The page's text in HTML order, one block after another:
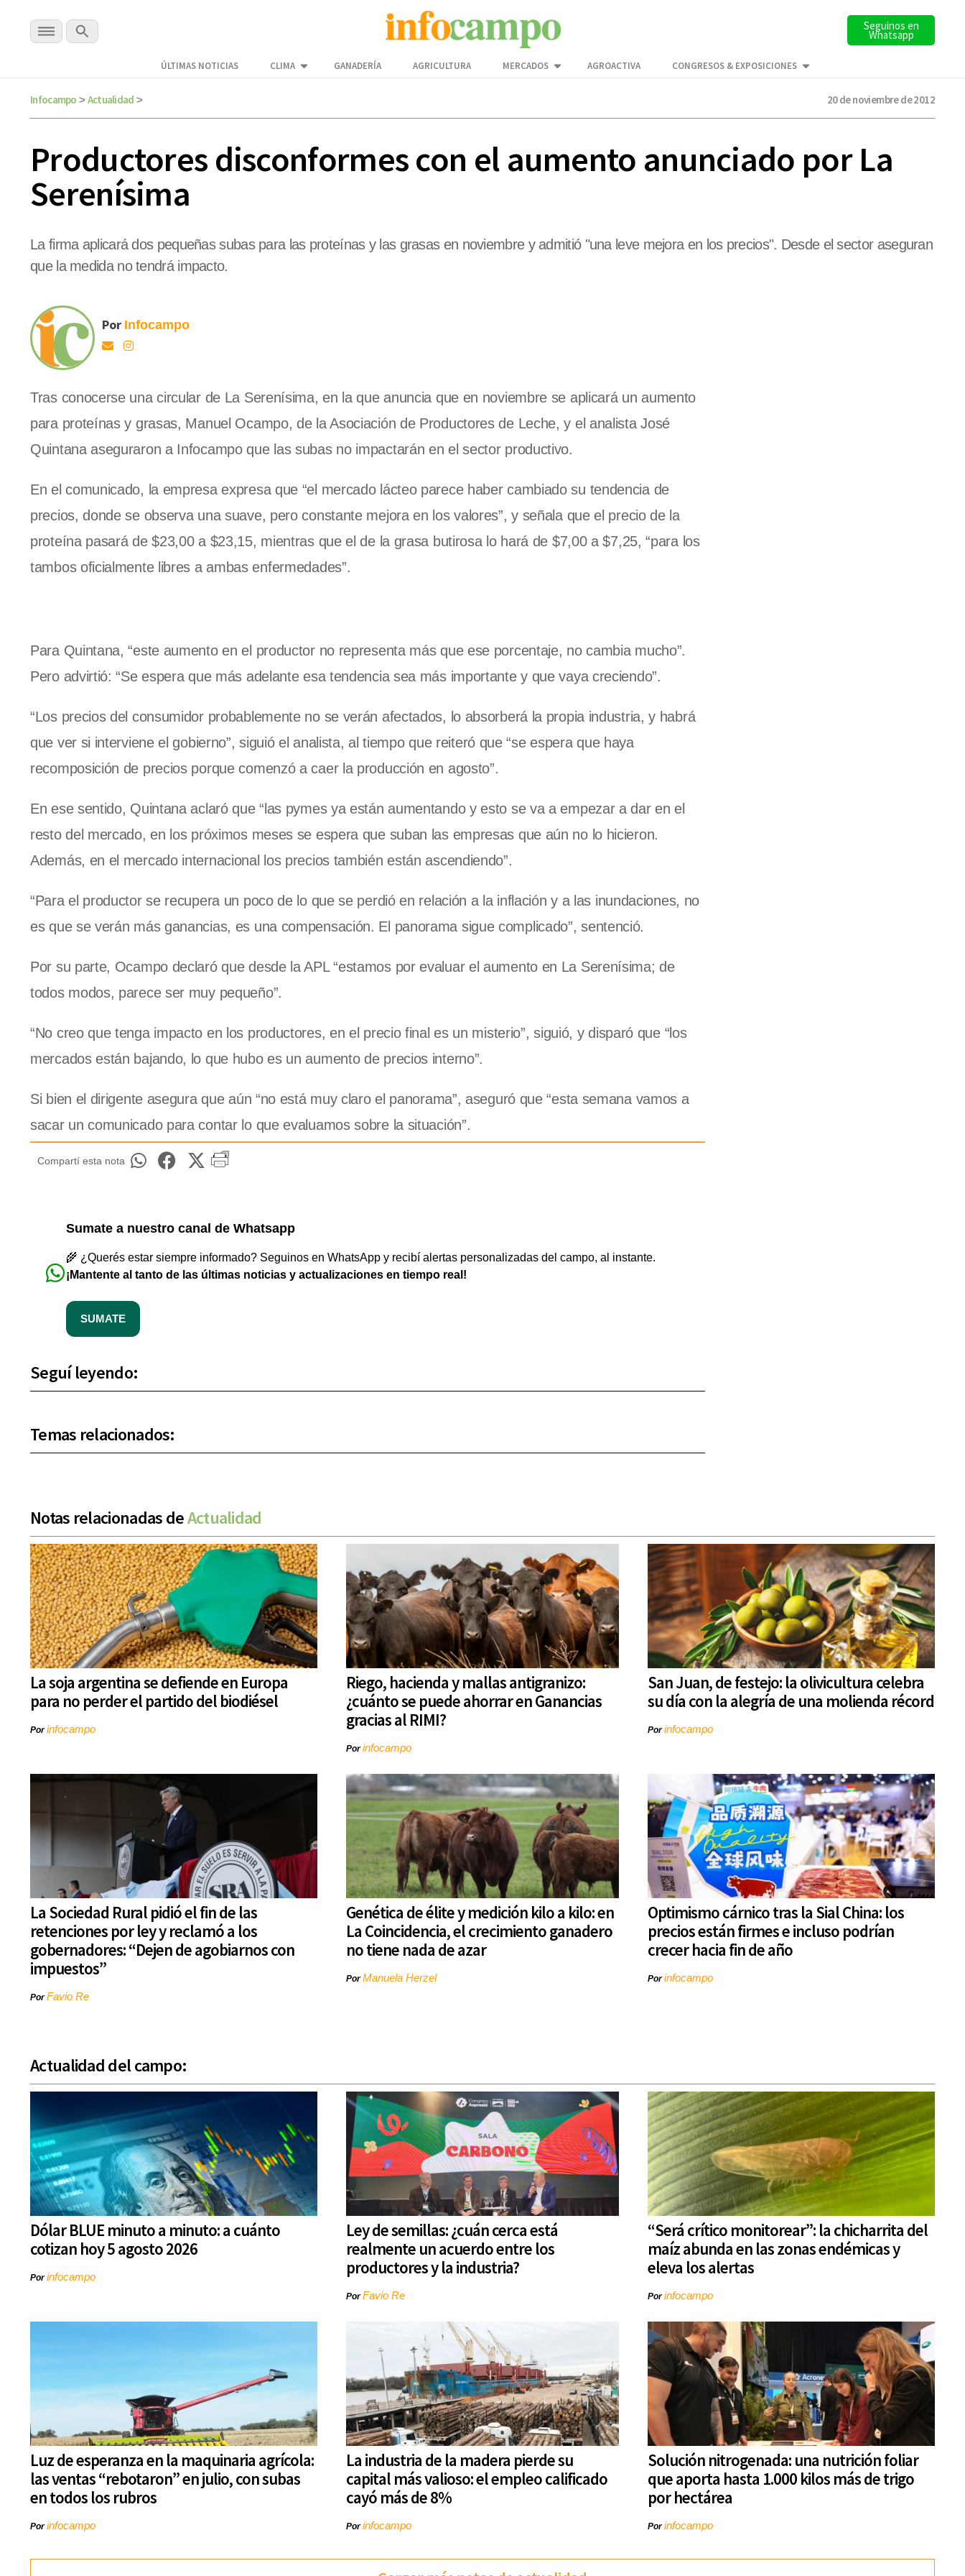
Seguinos en
Whatsapp
ÚLTIMAS NOTICIAS CLIMA GANADERÍA AGRICULTURA MERCADOS AGROACTIVA CONGRESOS & EXPOSICIONES
Infocampo > Actualidad > 20 de noviembre de 2012
Productores disconformes con el aumento anunciado por La
Serenísima
La firma aplicará dos pequeñas subas para las proteínas y las grasas en noviembre y admitió "una leve mejora en los precios". Desde el sector aseguran
que la medida no tendrá impacto.
Por Infocampo
Tras conocerse una circular de La Serenísima, en la que anuncia que en noviembre se aplicará un aumento
para proteínas y grasas, Manuel Ocampo, de la Asociación de Productores de Leche, y el analista José
Quintana aseguraron a Infocampo que las subas no impactarán en el sector productivo.
En el comunicado, la empresa expresa que “el mercado lácteo parece haber cambiado su tendencia de
precios, donde se observa una suave, pero constante mejora en los valores”, y señala que el precio de la
proteína pasará de $23,00 a $23,15, mientras que el de la grasa butirosa lo hará de $7,00 a $7,25, “para los
tambos oficialmente libres a ambas enfermedades”.
Para Quintana, “este aumento en el productor no representa más que ese porcentaje, no cambia mucho”.
Pero advirtió: “Se espera que más adelante esa tendencia sea más importante y que vaya creciendo”.
“Los precios del consumidor probablemente no se verán afectados, lo absorberá la propia industria, y habrá
que ver si interviene el gobierno”, siguió el analista, al tiempo que reiteró que “se espera que haya
recomposición de precios porque comenzó a caer la producción en agosto”.
En ese sentido, Quintana aclaró que “las pymes ya están aumentando y esto se va a empezar a dar en el
resto del mercado, en los próximos meses se espera que suban las empresas que aún no lo hicieron.
Además, en el mercado internacional los precios también están ascendiendo”.
“Para el productor se recupera un poco de lo que se perdió en relación a la inflación y a las inundaciones, no
es que se verán más ganancias, es una compensación. El panorama sigue complicado”, sentenció.
Por su parte, Ocampo declaró que desde la APL “estamos por evaluar el aumento en La Serenísima; de
todos modos, parece ser muy pequeño”.
“No creo que tenga impacto en los productores, en el precio final es un misterio”, siguió, y disparó que “los
mercados están bajando, lo que hubo es un aumento de precios interno”.
Si bien el dirigente asegura que aún “no está muy claro el panorama”, aseguró que “esta semana vamos a
sacar un comunicado para contar lo que evaluamos sobre la situación”.
Compartí esta nota
Sumate a nuestro canal de Whatsapp
🌾 ¿Querés estar siempre informado? Seguinos en WhatsApp y recibí alertas personalizadas del campo, al instante.
¡Mantente al tanto de las últimas noticias y actualizaciones en tiempo real!
SUMATE
Seguí leyendo:
Temas relacionados:
Notas relacionadas deActualidad
La soja argentina se defiende en Europa
para no perder el partido del biodiésel
Porinfocampo
Riego, hacienda y mallas antigranizo:
¿cuánto se puede ahorrar en Ganancias
gracias al RIMI?
Porinfocampo
San Juan, de festejo: la olivicultura celebra
su día con la alegría de una molienda récord
Porinfocampo
La Sociedad Rural pidió el fin de las
retenciones por ley y reclamó a los
gobernadores: “Dejen de agobiarnos con
impuestos”
PorFavio Re
Genética de élite y medición kilo a kilo: en
La Coincidencia, el crecimiento ganadero
no tiene nada de azar
PorManuela Herzel
Optimismo cárnico tras la Sial China: los
precios están firmes e incluso podrían
crecer hacia fin de año
Porinfocampo
Actualidad del campo:
Dólar BLUE minuto a minuto: a cuánto
cotizan hoy 5 agosto 2026
Porinfocampo
Ley de semillas: ¿cuán cerca está
realmente un acuerdo entre los
productores y la industria?
PorFavio Re
“Será crítico monitorear”: la chicharrita del
maíz abunda en las zonas endémicas y
eleva los alertas
Porinfocampo
Luz de esperanza en la maquinaria agrícola:
las ventas “rebotaron” en julio, con subas
en todos los rubros
Porinfocampo
La industria de la madera pierde su
capital más valioso: el empleo calificado
cayó más de 8%
Porinfocampo
Solución nitrogenada: una nutrición foliar
que aporta hasta 1.000 kilos más de trigo
por hectárea
Porinfocampo